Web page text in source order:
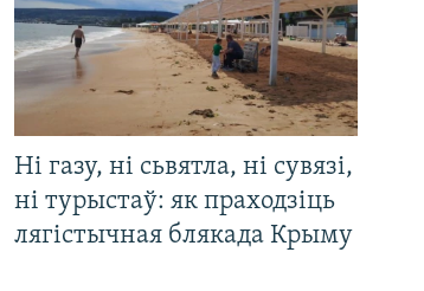
Ні газу, ні сьвятла, ні сувязі,
ні турыстаў: як праходзіць
лягістычная блякада Крыму